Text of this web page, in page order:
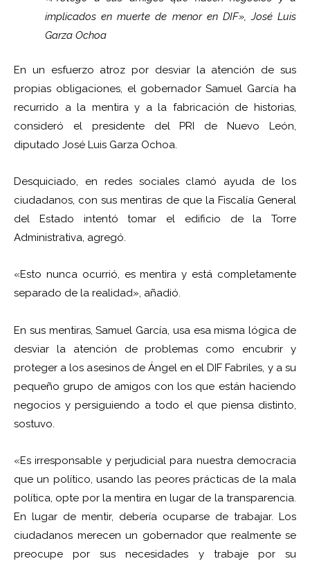
implicados en muerte de menor en DIF», José Luis
Garza Ochoa
En un esfuerzo atroz por desviar la atención de sus
propias obligaciones, el gobernador Samuel García ha
recurrido a la mentira y a la fabricación de historias,
consideró el presidente del PRI de Nuevo León,
diputado José Luis Garza Ochoa.
Desquiciado, en redes sociales clamó ayuda de los
ciudadanos, con sus mentiras de que la Fiscalía General
del Estado intentó tomar el edificio de la Torre
Administrativa, agregó.
«Esto nunca ocurrió, es mentira y está completamente
separado de la realidad», añadió.
En sus mentiras, Samuel García, usa esa misma lógica de
desviar la atención de problemas como encubrir y
proteger a los asesinos de Ángel en el DIF Fabriles, y a su
pequeño grupo de amigos con los que están haciendo
negocios y persiguiendo a todo el que piensa distinto,
sostuvo.
«Es irresponsable y perjudicial para nuestra democracia
que un político, usando las peores prácticas de la mala
política, opte por la mentira en lugar de la transparencia.
En lugar de mentir, debería ocuparse de trabajar. Los
ciudadanos merecen un gobernador que realmente se
preocupe por sus necesidades y trabaje por su